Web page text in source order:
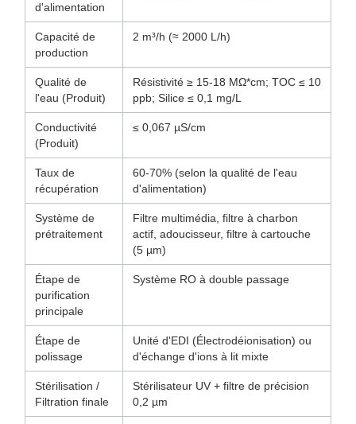
d'alimentation
Capacité de
production
2 m³/h (≈ 2000 L/h)
Qualité de
l'eau (Produit)
Résistivité ≥ 15-18 MΩ*cm; TOC ≤ 10
ppb; Silice ≤ 0,1 mg/L
Conductivité
(Produit)
≤ 0,067 µS/cm
Taux de
récupération
60-70% (selon la qualité de l'eau
d'alimentation)
Système de
prétraitement
Filtre multimédia, filtre à charbon
actif, adoucisseur, filtre à cartouche
(5 µm)
Étape de
purification
principale
Système RO à double passage
Étape de
polissage
Unité d'EDI (Électrodéionisation) ou
d'échange d'ions à lit mixte
Stérilisation /
Filtration finale
Stérilisateur UV + filtre de précision
0,2 µm